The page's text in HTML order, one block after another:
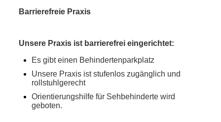
Barrierefreie Praxis
Unsere Praxis ist barrierefrei eingerichtet:
Es gibt einen Behindertenparkplatz
Unsere Praxis ist stufenlos zugänglich und
rollstuhlgerecht
Orientierungshilfe für Sehbehinderte wird
geboten.